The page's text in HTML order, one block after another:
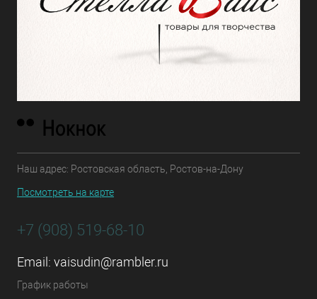
Наш адрес: Ростовская область, Ростов-на-Дону
Посмотреть на карте
+7 (908) 519-68-10
Email: vaisudin@rambler.ru
График работы